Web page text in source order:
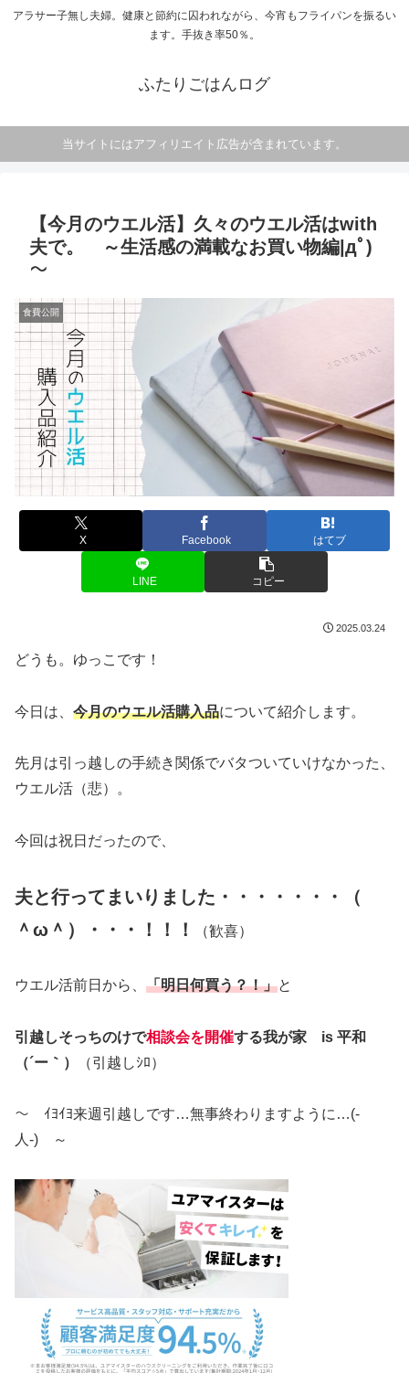
アラサー子無し夫婦。健康と節約に囚われながら、今宵もフライパンを振るい
ます。手抜き率50％。
ふたりごはんログ
当サイトにはアフィリエイト広告が含まれています。
【今月のウエル活】久々のウエル活はwith
夫で。 ～生活感の満載なお買い物編|дﾟ)
～
食費公開
X Facebook はてブ
LINE コピー
2025.03.24
どうも。ゆっこです！
今日は、 今月のウエル活購入品について紹介します。
先月は引っ越しの手続き関係でバタついていけなかった、
ウエル活（悲）。
今回は祝日だったので、
夫と行ってまいりました・・・・・・・（
＾ω＾）・・・！！！
（歓喜）
ウエル活前日から、 「明日何買う？！」と
引越しそっちのけで相談会を開催する我が家 is 平和
（´ー｀）
（引越しｼﾛ）
～ ｲﾖｲﾖ来週引越しです…無事終わりますように…(‐
人‐) ～